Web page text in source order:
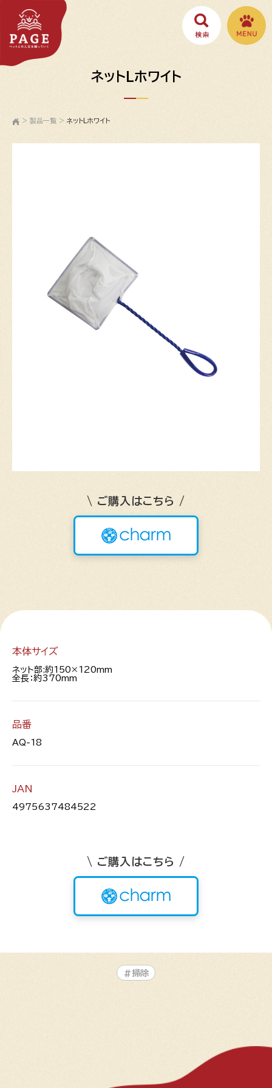
ネットLホワイト
> 製品一覧 > ネットLホワイト
\ ご購入はこちら /
本体サイズ
ネット部:約150×120mm
全長：約370mm
品番
AQ-18
JAN
4975637484522
\ ご購入はこちら /
#掃除